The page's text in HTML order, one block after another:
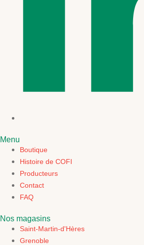
Menu
Boutique
Histoire de COFI
Producteurs
Contact
FAQ
Nos magasins
Saint-Martin-d'Hères
Grenoble